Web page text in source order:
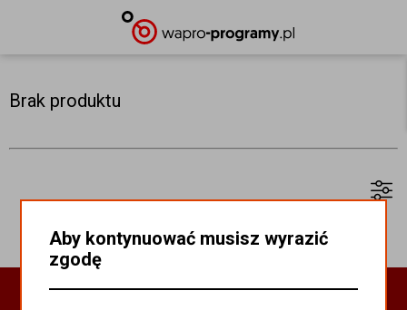
Brak produktu
Aby kontynuować musisz wyrazić
zgodę